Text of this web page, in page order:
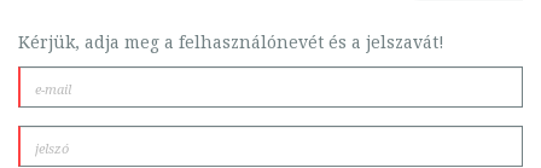
Kérjük, adja meg a felhasználónevét és a jelszavát!